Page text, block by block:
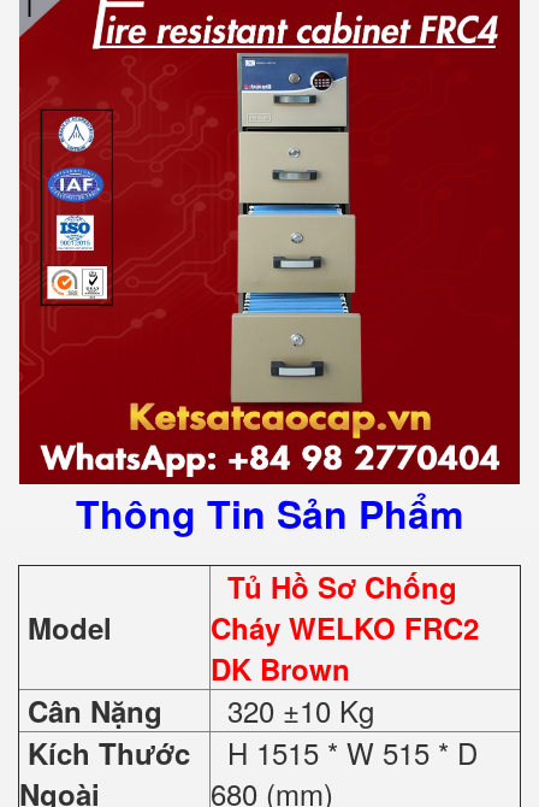
Thông Tin Sản Phẩm
Model
Tủ Hồ Sơ Chống
Cháy WELKO FRC2
DK Brown
Cân Nặng
320 ±10 Kg
Kích Thước
Ngoài
H 1515 * W 515 * D
680 (mm)